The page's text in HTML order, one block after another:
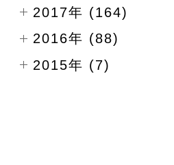
2017年 (164)
2016年 (88)
2015年 (7)